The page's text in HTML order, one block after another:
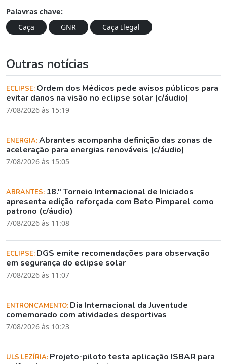
Palavras chave:
Caça
GNR Caça Ilegal
Outras notícias
ECLIPSE: Ordem dos Médicos pede avisos públicos para
evitar danos na visão no eclipse solar (c/áudio)
7/08/2026 às 15:19
ENERGIA:Abrantes acompanha definição das zonas de
aceleração para energias renováveis (c/áudio)
7/08/2026 às 15:05
ABRANTES: 18.º Torneio Internacional de Iniciados
apresenta edição reforçada com Beto Pimparel como
patrono (c/áudio)
7/08/2026 às 11:08
ECLIPSE: DGS emite recomendações para observação
em segurança do eclipse solar
7/08/2026 às 11:07
ENTRONCAMENTO: Dia Internacional da Juventude
comemorado com atividades desportivas
7/08/2026 às 10:23
ULS LEZÍRIA: Projeto-piloto testa aplicação ISBAR para